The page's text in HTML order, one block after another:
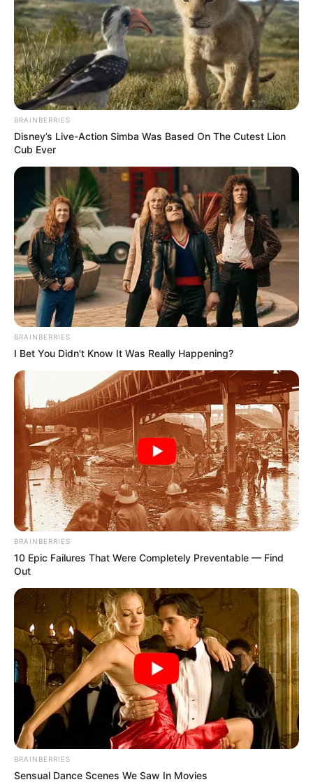
BRAINBERRIES
Disney’s Live-Action Simba Was Based On The Cutest Lion
Cub Ever
BRAINBERRIES
I Bet You Didn't Know It Was Really Happening?
BRAINBERRIES
10 Epic Failures That Were Completely Preventable — Find
Out
BRAINBERRIES
Sensual Dance Scenes We Saw In Movies